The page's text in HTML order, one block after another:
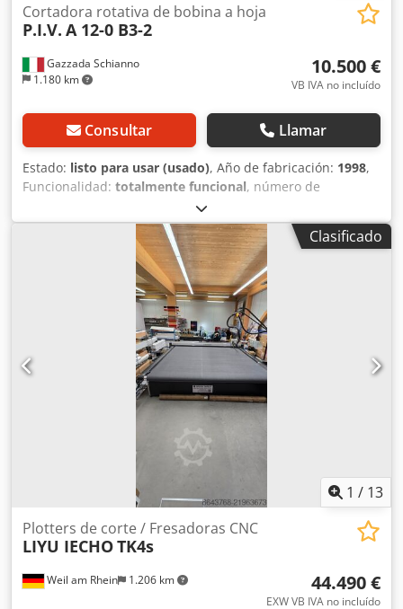
Gazzada Schianno
1.180 km
Cortadora rotativa de bobina a hoja
P.I.V. A 12-0 B3-2
10.500 €
VB IVA no incluído
Consultar Llamar
Estado: listo para usar (usado), Año de fabricación: 1998,
Funcionalidad: totalmente funcional, número de
617 138 66, tensión de entrada:
tipo de corriente de entrada:trifásico, longitud total:5.000
3.100 mm , altura total: 2.000 mm,
Máquina de corte rotativa para bobinas y láminas. Cartón
y papel ondulado. Cedezi S Agspfx Aaxorf Ancho de corte:
de 700 a 1500 mm. Diámetro máximo de la bobina: 1500
Clasificado
1 / 13
Weil am Rhein 1.206 km
Plotters de corte / Fresadoras CNC
LIYU IECHOTK4s
44.490 €
EXW VB IVA no incluído